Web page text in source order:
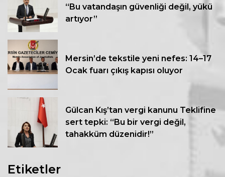
“Bu vatandaşın güvenliği değil, yükü
artıyor”
Mersin’de tekstile yeni nefes: 14–17
Ocak fuarı çıkış kapısı oluyor
Gülcan Kış’tan vergi kanunu Teklifine
sert tepki: “Bu bir vergi değil,
tahakküm düzenidir!”
Etiketler